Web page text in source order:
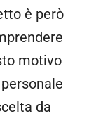
è però
motivo
da